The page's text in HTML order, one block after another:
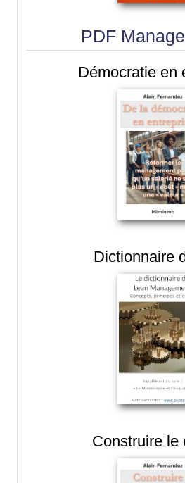
PDF
Démocratie en
Dictionnaire
Construire le